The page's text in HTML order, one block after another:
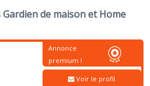
de maison et Home
Annonce
premium !
Voir le profil